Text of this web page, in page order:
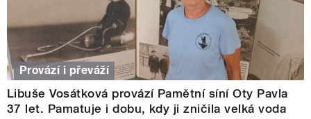
Provází i převáží
Libuše Vosátková provází Pamětní síní Oty Pavla
37 let. Pamatuje i dobu, kdy ji zničila velká voda